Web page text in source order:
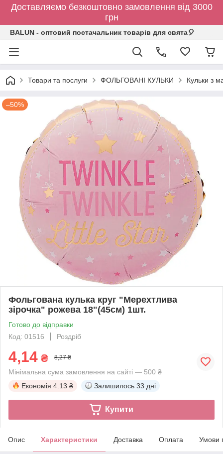
Доставляємо безкоштовно замовлення від 3000
грн
BALUN - оптовий постачальник товарів для свята🎈
Товари та послуги ФОЛЬГОВАНІ КУЛЬКИ Кульки з
–50%
Фольгована кулька круг "Мерехтлива
зірочка" рожева 18"(45см) 1шт.
Готово до відправки
Код: 01516
Роздріб
4,14 ₴ 8,27 ₴
Мінімальна сума замовлення на сайті — 500 ₴
Економія 4.13 ₴ Залишилось 33 дні
Купити
Опис Характеристики Доставка Оплата Умови